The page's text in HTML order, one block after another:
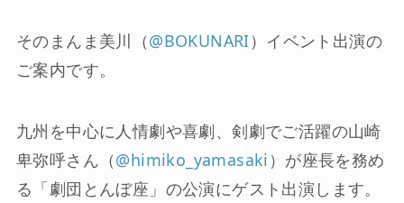
そのまんま美川（@BOKUNARI）イベント出演の
ご案内です。
九州を中心に人情劇や喜劇、剣劇でご活躍の山崎
卑弥呼さん（@himiko_yamasaki ）が座長を務め
る「劇団とんぼ座」の公演にゲスト出演します。